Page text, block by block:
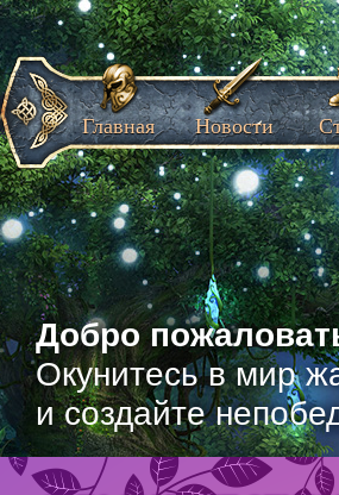
Добро
Окунитесь в мир
и создайте
Главная Новости